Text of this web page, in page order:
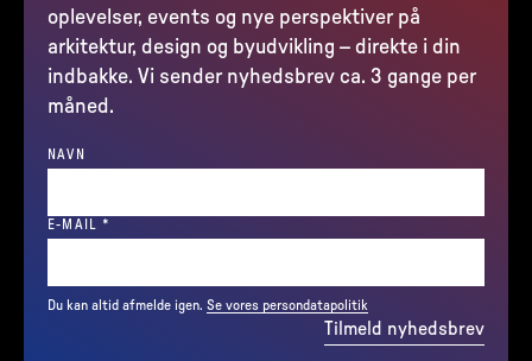
oplevelser, events og nye perspektiver på
arkitektur, design og byudvikling – direkte i din
indbakke. Vi sender nyhedsbrev ca. 3 gange per
måned.
NAVN
E-MAIL *
Du kan altid afmelde igen. Se vores persondatapolitik
Tilmeld nyhedsbrev